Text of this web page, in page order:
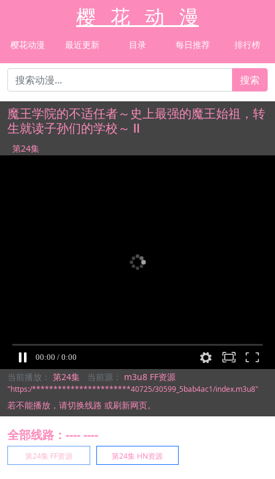
樱 花 动 漫
樱花动漫 最近更新 目录 每日推荐 排行榜
搜索
魔王学院的不适任者～史上最强的魔王始祖，转
生就读子孙们的学校～ Ⅱ
第24集
当前播放： 第24集 当前源： m3u8 FF资源
"https:/***********************40725/30599_5bab4ac1/index.m3u8"
若不能播放， 请切换线路 或刷新网页。
全部线路：---- ----
第24集 FF资源 第24集 HN资源